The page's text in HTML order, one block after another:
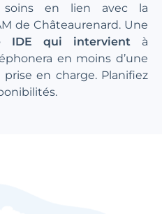
soins en lien avec la
de Châteaurenard. Une
IDE qui intervient à
en moins d’une
en charge. Planifiez